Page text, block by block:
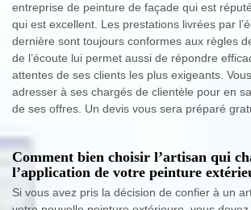
entreprise de peinture de façade qui est
qui est excellent. Les prestations livrées par
dernière sont toujours conformes aux règles
de l’écoute lui permet aussi de répondre
attentes de ses clients les plus exigeants.
adresser à ses chargés de clientèle pour en
de ses offres. Un devis vous sera préparé
Comment bien choisir l’artisan qui
l’application de votre peinture
Si vous avez pris la décision de confier à un